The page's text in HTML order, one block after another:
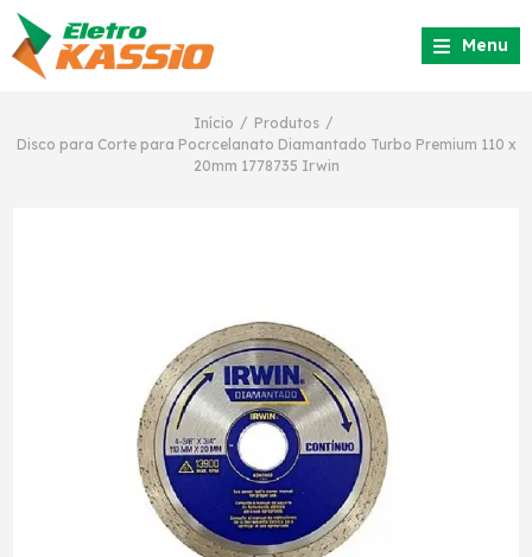
Menu
Início / Produtos /
Disco para Corte para Pocrcelanato Diamantado Turbo Premium 110 x
20mm 1778735 Irwin